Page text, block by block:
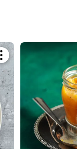
Bookmark
recipe
or
add
it
to
your
collections.